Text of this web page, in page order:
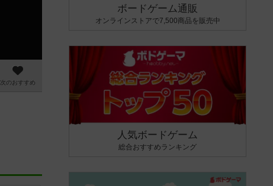
次のおすすめ
ボードゲーム通販
オンラインストアで7,500商品を販売中
人気ボードゲーム
総合おすすめランキング